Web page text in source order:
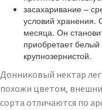
засахаривание –
условий хранения.
месяца. Он
приобретает белый
крупнозернистой.
Донниковый нектар
похожи цветом,
сорта отличаются по